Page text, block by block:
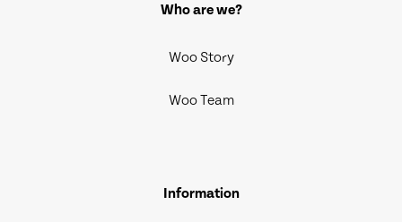
Who are we?
Woo Story
Woo Team
Information